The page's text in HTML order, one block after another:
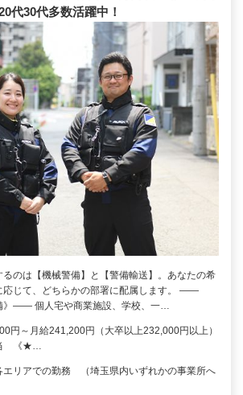
代30代多数活躍中！
るのは【機械警備】と【警備輸送】。あなたの希
応じて、どちらかの部署に配属します。 ――
》―― 個人宅や商業施設、学校、一…
円～月給241,200円（大卒以上232,000円以上）
《★…
エリアでの勤務 （埼玉県内いずれかの事業所へ